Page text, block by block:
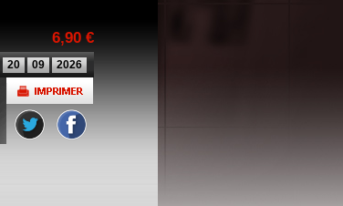
6,90 €
20 09 2026